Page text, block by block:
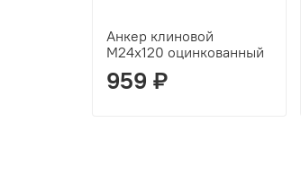
Анкер клиновой
М24х120 оцинкованный
959 ₽